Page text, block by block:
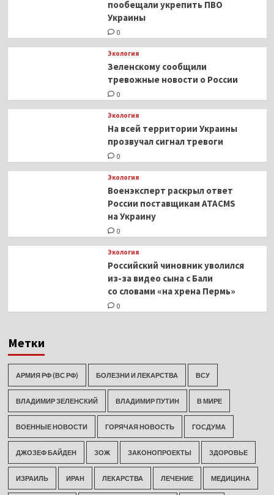
пообещали укрепить ПВО
Украины
0
Экология
Зеленскому сообщили
тревожные новости о России
0
Экология
На всей территории Украины
прозвучал сигнал тревоги
0
Экология
Военэксперт раскрыл ответ
России поставщикам ATACMS
на Украину
0
Экология
Российский чиновник уволился
из-за видео сына с Бали
со словами «на хрена Пермь»
0
Метки
АРМИЯ РФ (ВС РФ) БОЛЕЗНИ И ЛЕКАРСТВА ВСУ
ВЛАДИМИР ЗЕЛЕНСКИЙ ВЛАДИМИР ПУТИН В МИРЕ
ВОЕННЫЕ НОВОСТИ ГОРЯЧАЯ НОВОСТЬ ГОСДУМА
ДЖОЗЕФ БАЙДЕН ЗОЖ ЗАКОНОПРОЕКТЫ ЗДОРОВЬЕ
ИЗРАИЛЬ ИРАН ЛЕКАРСТВА ЛЕЧЕНИЕ МЕДИЦИНА